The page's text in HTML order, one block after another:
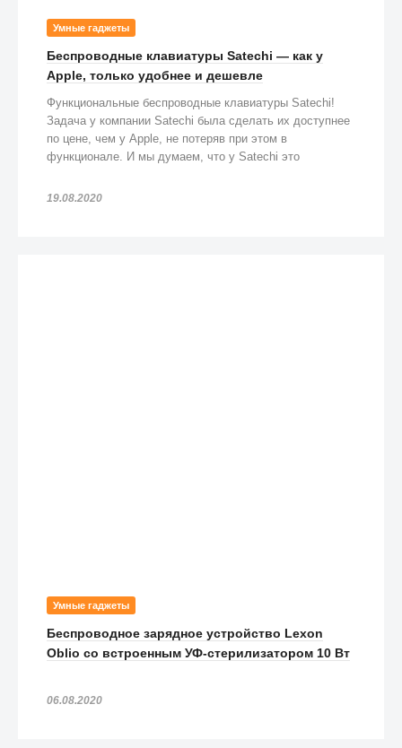
Умные гаджеты
Беспроводные клавиатуры Satechi — как у
Apple, только удобнее и дешевле
Функциональные беспроводные клавиатуры Satechi!
Задача у компании Satechi была сделать их доступнее
по цене, чем у Apple, не потеряв при этом в
функционале. И мы думаем, что у Satechi это
19.08.2020
Умные гаджеты
Беспроводное зарядное устройство Lexon
Oblio со встроенным УФ-стерилизатором 10 Вт
06.08.2020